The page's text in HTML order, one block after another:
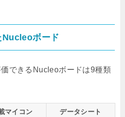
Nucleoボード
できるNucleoボードは9種類
マイコン データシート